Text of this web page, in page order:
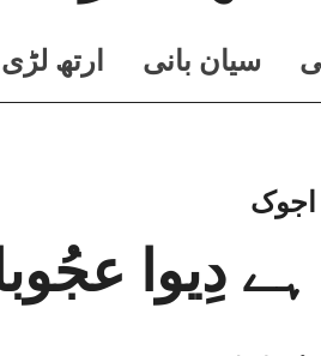
سيان بانی ارتھ لڑی